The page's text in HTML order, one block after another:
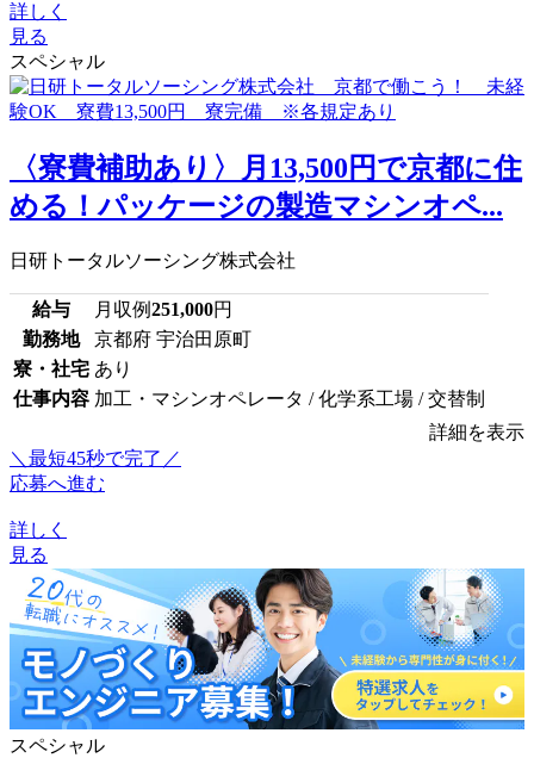
詳しく
見る
スペシャル
〈寮費補助あり〉月13,500円で京都に住
める！パッケージの製造マシンオペ...
日研トータルソーシング株式会社
給与 月収例251,000円
勤務地
京都府 宇治田原町
寮・社宅 あり
仕事内容 加工・マシンオペレータ / 化学系工場 / 交替制
詳細を表示
＼最短45秒で完了／
応募へ進む
詳しく
見る
スペシャル